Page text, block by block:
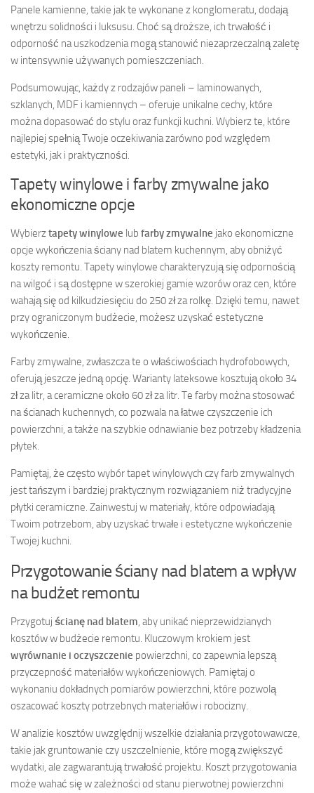
Panele kamienne, takie jak te wykonane z konglomeratu, dodają
wnętrzu solidności i luksusu. Choć są droższe, ich trwałość i
odporność na uszkodzenia mogą stanowić niezaprzeczalną zaletę
w intensywnie używanych pomieszczeniach.
Podsumowując, każdy z rodzajów paneli – laminowanych,
szklanych, MDF i kamiennych – oferuje unikalne cechy, które
można dopasować do stylu oraz funkcji kuchni. Wybierz te, które
najlepiej spełnią Twoje oczekiwania zarówno pod względem
estetyki, jak i praktyczności.
Tapety winylowe i farby zmywalne jako
ekonomiczne opcje
Wybierztapety winylowe lub farby zmywalne jako ekonomiczne
opcje wykończenia ściany nad blatem kuchennym, aby obniżyć
koszty remontu. Tapety winylowe charakteryzują się odpornością
na wilgoć i są dostępne w szerokiej gamie wzorów oraz cen, które
wahają się od kilkudziesięciu do 250 zł za rolkę. Dzięki temu, nawet
przy ograniczonym budżecie, możesz uzyskać estetyczne
wykończenie.
Farby zmywalne, zwłaszcza te o właściwościach hydrofobowych,
oferują jeszcze jedną opcję. Warianty lateksowe kosztują około 34
zł za litr, a ceramiczne około 60 zł za litr. Te farby można stosować
na ścianach kuchennych, co pozwala na łatwe czyszczenie ich
powierzchni, a także na szybkie odnawianie bez potrzeby kładzenia
płytek.
Pamiętaj, że często wybór tapet winylowych czy farb zmywalnych
jest tańszym i bardziej praktycznym rozwiązaniem niż tradycyjne
płytki ceramiczne. Zainwestuj w materiały, które odpowiadają
Twoim potrzebom, aby uzyskać trwałe i estetyczne wykończenie
Twojej kuchni.
Przygotowanie ściany nad blatem a wpływ
na budżet remontu
Przygotuj ścianę nad blatem, aby unikać nieprzewidzianych
kosztów w budżecie remontu. Kluczowym krokiem jest
wyrównanie i oczyszczenie powierzchni, co zapewnia lepszą
przyczepność materiałów wykończeniowych. Pamiętaj o
wykonaniu dokładnych pomiarów powierzchni, które pozwolą
oszacować koszty potrzebnych materiałów i robocizny.
W analizie kosztów uwzględnij wszelkie działania przygotowawcze,
takie jak gruntowanie czy uszczelnienie, które mogą zwiększyć
wydatki, ale zagwarantują trwałość projektu. Koszt przygotowania
może wahać się w zależności od stanu pierwotnej powierzchni